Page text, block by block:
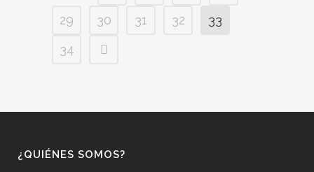
29
30 31 32
33
34
¿QUIÉNES SOMOS?